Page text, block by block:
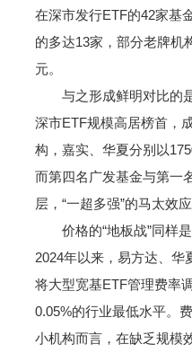
在深市发行ETF的42家基
的多达13家，部分老牌机
元。
与之形成鲜明对比的是
深市ETF规模高居榜首，
构，嘉实、华夏分别以
而第四名广发基金与第一
层，“一超多强”的马太效
价格的“地板战”同样是
2024年以来，易方达、华
将大型宽基ETF管理费率
0.05%的行业最低水平。
小机构而言，在缺乏规模